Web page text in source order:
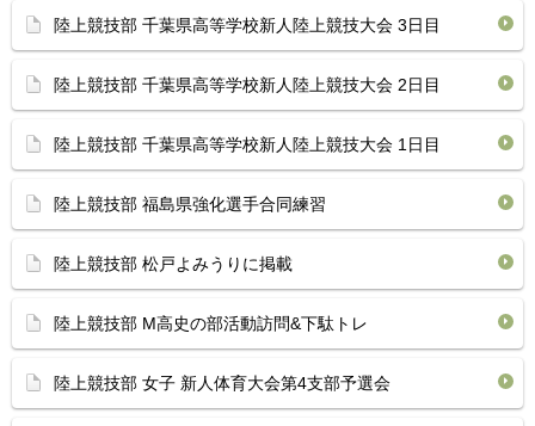
陸上競技部 千葉県高等学校新人陸上競技大会 3日目
陸上競技部 千葉県高等学校新人陸上競技大会 2日目
陸上競技部 千葉県高等学校新人陸上競技大会 1日目
陸上競技部 福島県強化選手合同練習
陸上競技部 松戸よみうりに掲載
陸上競技部 M高史の部活動訪問&下駄トレ
陸上競技部 女子 新人体育大会第4支部予選会